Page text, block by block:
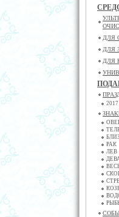
ДЛЯ
ДЛЯ
ДЛЯ
РАК
ЛЕВ